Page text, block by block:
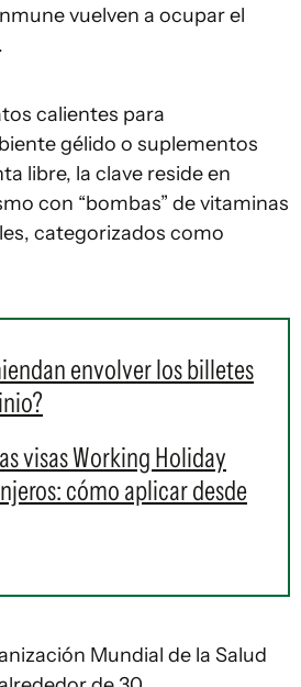
vuelven a ocupar el
calientes para
gélido o suplementos
libre, la clave reside en
con “bombas” de vitaminas
categorizados como
envolver los billetes
visas Working Holiday
cómo aplicar desde
Mundial de la Salud